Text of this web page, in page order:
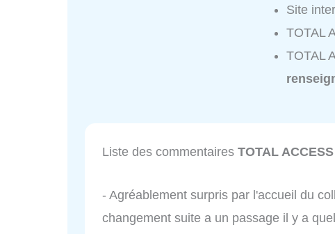
Site
TOTAL
TOTAL
Liste des commentaires TOTAL ACCESS
- Agréablement surpris par l'accueil du
changement suite a un passage il y a